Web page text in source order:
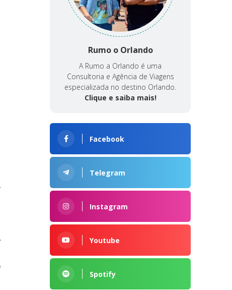
Rumo o Orlando
A Rumo a Orlando é uma
Consultoria e Agência de Viagens
especializada no destino Orlando.
Clique e saiba mais!
Facebook
Telegram
Instagram
Youtube
Spotify